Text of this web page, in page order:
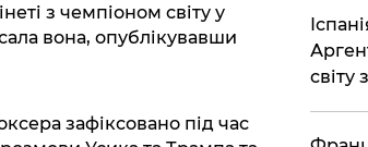
з чемпіоном світу у
вона, опублікувавши
зафіксовано під час
світу